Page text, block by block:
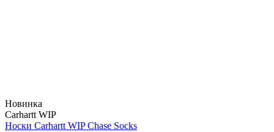
Новинка
Carhartt WIP
Носки Carhartt WIP Chase Socks